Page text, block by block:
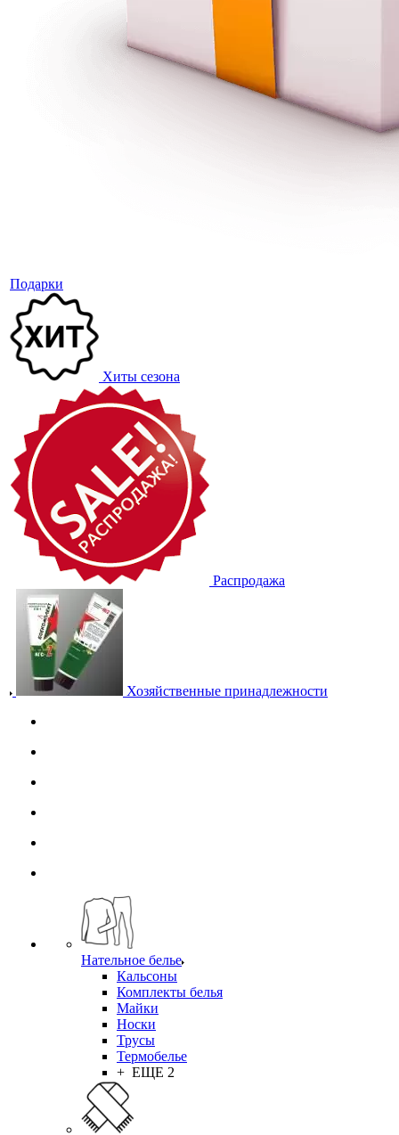
Подарки
Хиты сезона
Распродажа
Хозяйственные принадлежности
Нательное белье
Кальсоны
Комплекты белья
Майки
Носки
Трусы
Термобелье
+ ЕЩЕ 2